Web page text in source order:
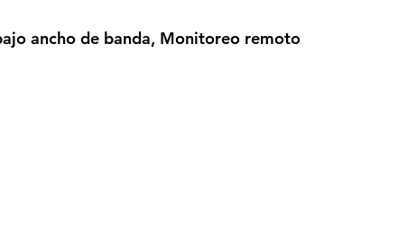
ancho de banda, Monitoreo remoto